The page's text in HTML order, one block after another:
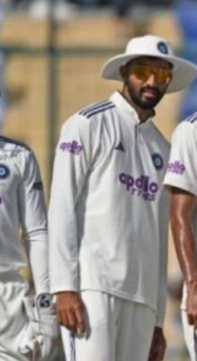
खिलाफ सभी मैच खेलता हूं, तो मुझे
कुछ आराम की जरूरत होगी।”
के बाद, एशेज सीरीज से पहले आराम का
में नजर आने की संभावना कम ही लग
को पूर्णकालिक कप्तान बनाने का फैसला
को बनाया जा सकता है SRH
नहीं खेलते हैं तो फिर काव्या मारन
किशन
का चयन कर सकती हैं। ईशान
कप्तानी की थी, जब कमिंस फिटनेस के
ने खुद को साबित किया है और उन्हें
ज्यादा अनुभव है। इसी वजह से कमिंस
की टीम की कमान संभालने के लिए